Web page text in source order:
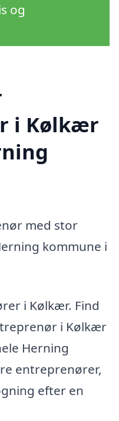
og
i Kølkær
med stor
kommune i
i Kølkær. Find
i Kølkær
Herning
entreprenører,
efter en